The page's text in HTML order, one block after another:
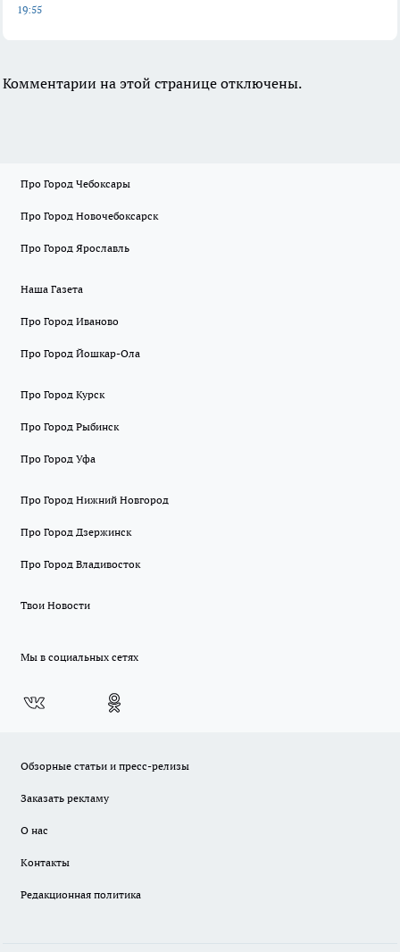
19:55
Комментарии на этой странице отключены.
Про Город Чебоксары
Про Город Новочебоксарск
Про Город Ярославль
Наша Газета
Про Город Иваново
Про Город Йошкар-Ола
Про Город Курск
Про Город Рыбинск
Про Город Уфа
Про Город Нижний Новгород
Про Город Дзержинск
Про Город Владивосток
Твои Новости
Мы в социальных сетях
Обзорные статьи и пресс-релизы
Заказать рекламу
О нас
Контакты
Редакционная политика